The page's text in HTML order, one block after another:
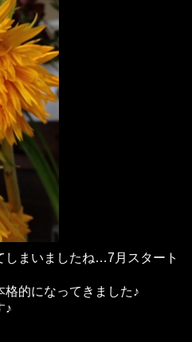
しまいましたね…7月スタート
的になってきました♪
♪